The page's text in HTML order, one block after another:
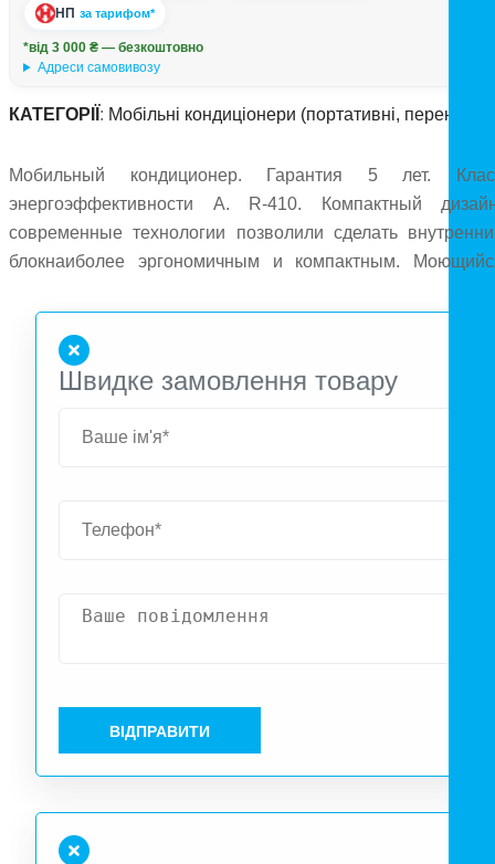
НП за тарифом*
*від 3 000 ₴ — безкоштовно
Адреси самовивозу
КАТЕГОРІЇ : Мобільні кондиціонери (портативні, переносні)
Мобильный кондиционер. Гарантия 5 лет.
энергоэффективности А. R-410. Компактный
современные технологии позволили сделать
блокнаиболее эргономичным и компактным.
легко передвигать
Швидке замовлення товару
ВІДПРАВИТИ